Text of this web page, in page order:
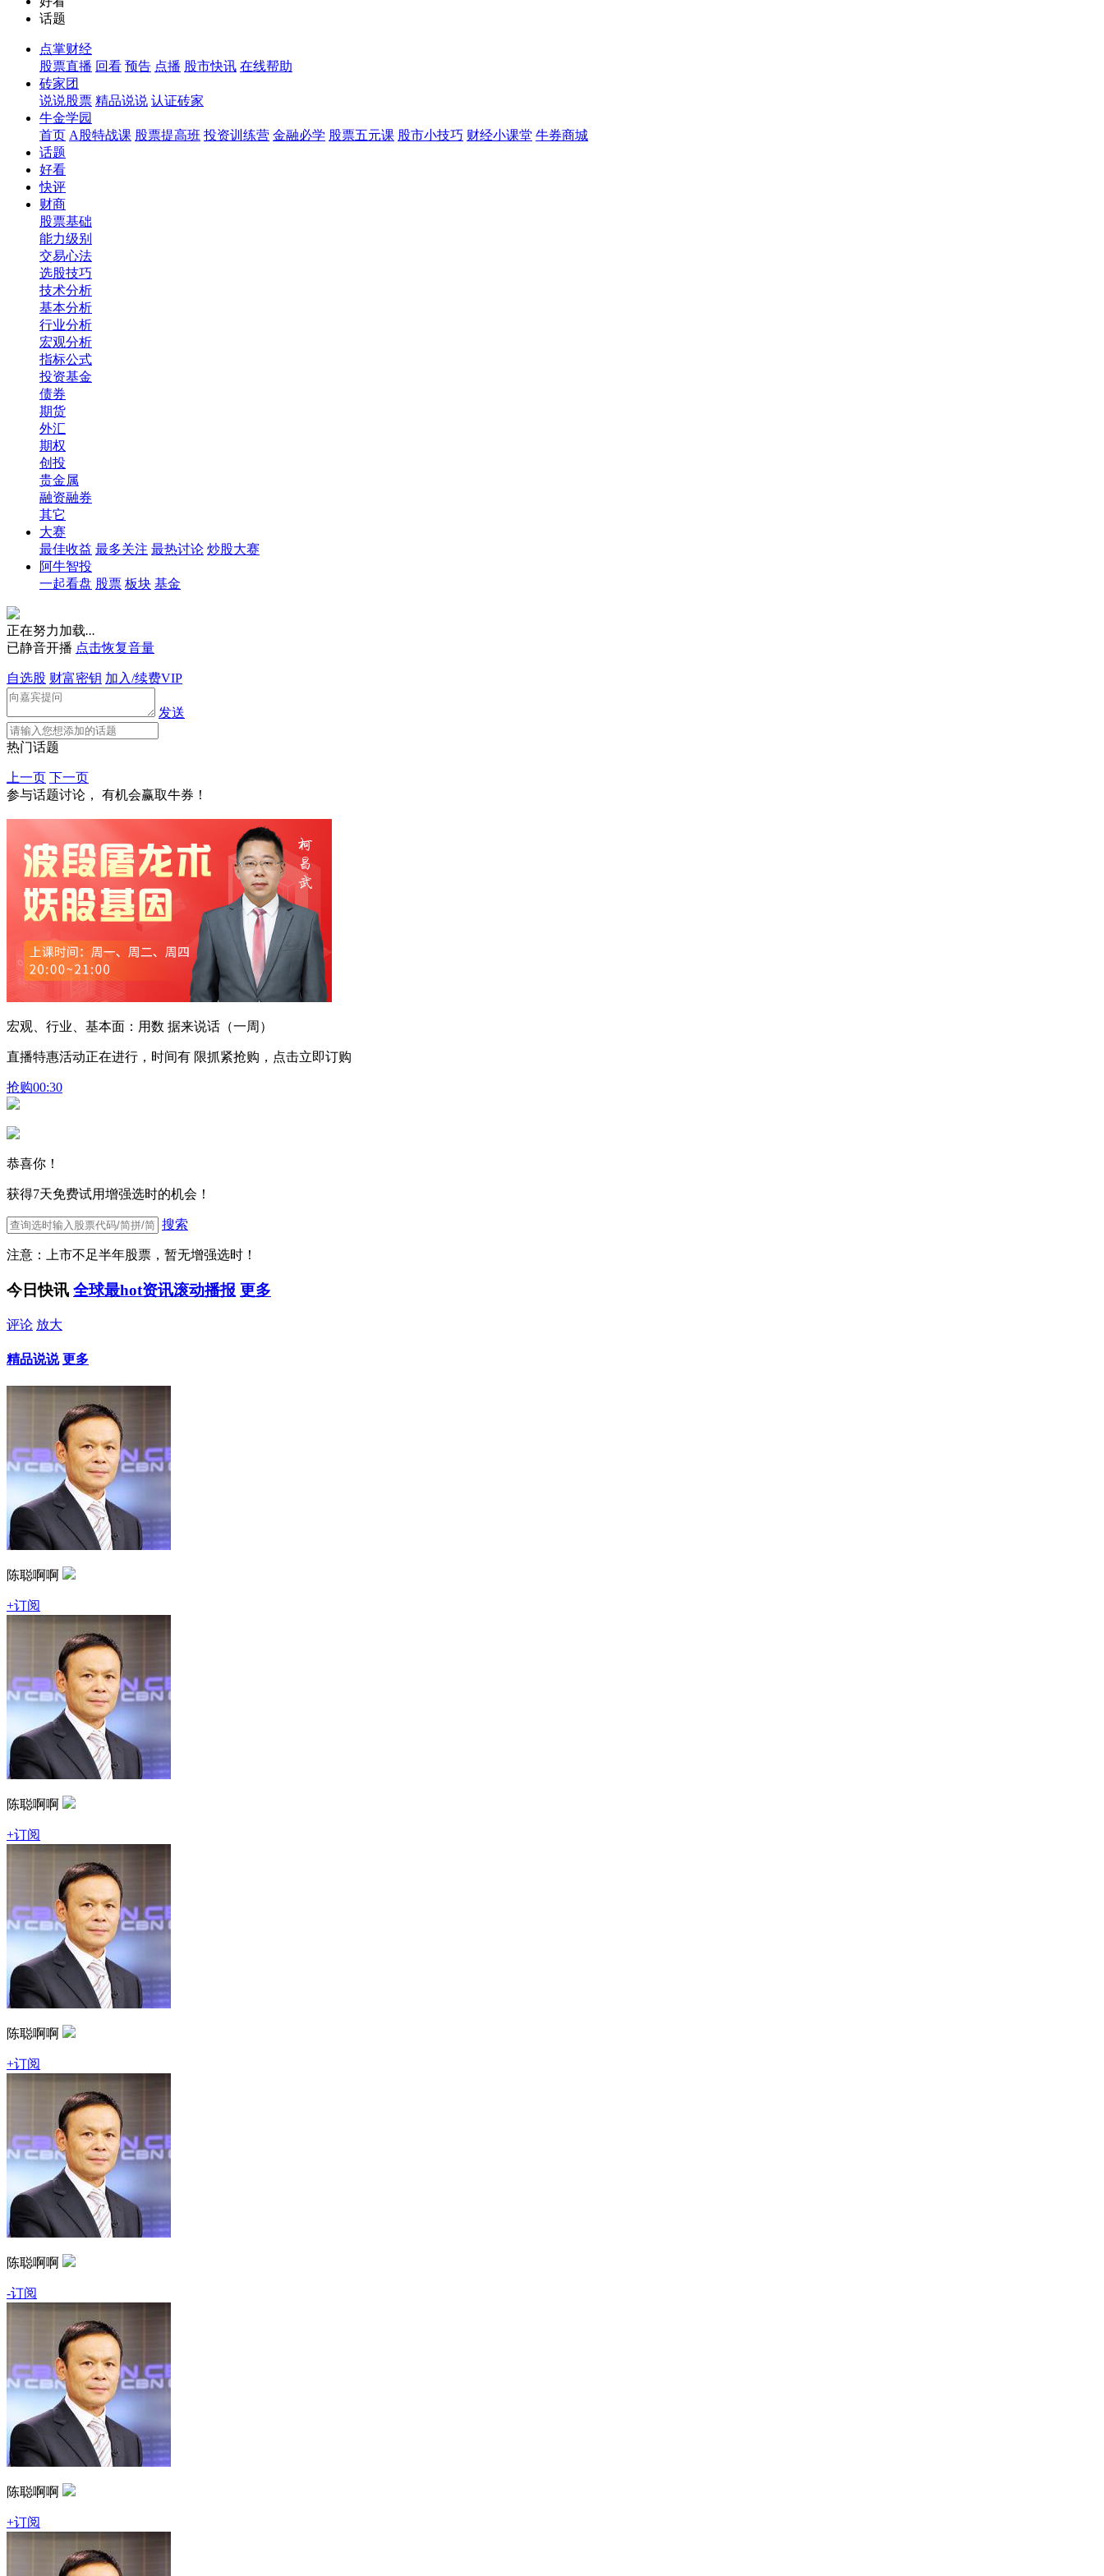
话题
点掌财经
股票直播 回看 预告 点播 股市快讯 在线帮助
砖家团
说说股票 精品说说 认证砖家
牛金学园
首页 A股特战课 股票提高班 投资训练营 金融必学 股票五元课 股市小技巧 财经小课堂 牛券商城
话题
好看
快评
财商
股票基础
能力级别
交易心法
选股技巧
技术分析
基本分析
行业分析
宏观分析
指标公式
投资基金
债券
期货
外汇
期权
创投
贵金属
融资融券
其它
大赛
最佳收益 最多关注 最热讨论 炒股大赛
阿牛智投
一起看盘 股票 板块 基金
正在努力加载...
已静音开播 点击恢复音量
自选股 财富密钥 加入/续费VIP
发送
热门话题
上一页 下一页
参与话题讨论， 有机会赢取牛券！
宏观、行业、基本面：用数 据来说话（一周）
直播特惠活动正在进行，时间有 限抓紧抢购，点击立即订购
抢购00:30
恭喜你！
获得7天免费试用增强选时的机会！
搜索
注意：上市不足半年股票，暂无增强选时！
今日快讯 全球最hot资讯滚动播报 更多
评论 放大
精品说说 更多
陈聪啊啊
+订阅
陈聪啊啊
+订阅
陈聪啊啊
+订阅
陈聪啊啊
-订阅
陈聪啊啊
+订阅